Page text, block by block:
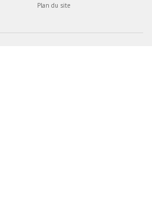
Plan du site